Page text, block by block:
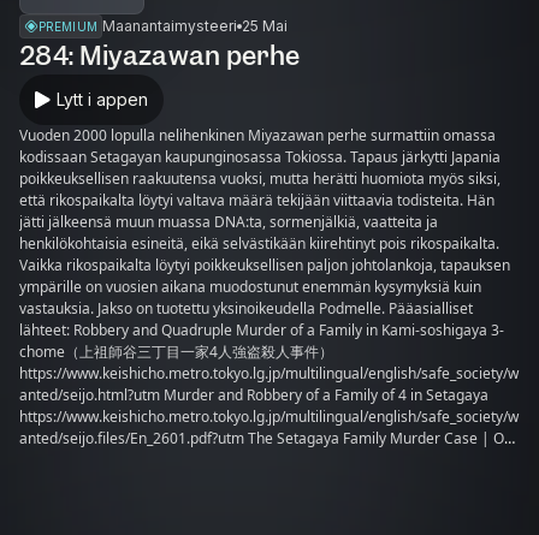
PREMIUM Maanantaimysteeri 25 Mai
284: Miyazawan perhe
Lytt i appen
Vuoden 2000 lopulla nelihenkinen Miyazawan perhe surmattiin omassa
kodissaan Setagayan kaupunginosassa Tokiossa. Tapaus järkytti Japania
poikkeuksellisen raakuutensa vuoksi, mutta herätti huomiota myös siksi,
että rikospaikalta löytyi valtava määrä tekijään viittaavia todisteita. Hän
jätti jälkeensä muun muassa DNA:ta, sormenjälkiä, vaatteita ja
henkilökohtaisia esineitä, eikä selvästikään kiirehtinyt pois rikospaikalta.
Vaikka rikospaikalta löytyi poikkeuksellisen paljon johtolankoja, tapauksen
ympärille on vuosien aikana muodostunut enemmän kysymyksiä kuin
vastauksia. Jakso on tuotettu yksinoikeudella Podmelle. Pääasialliset
lähteet: Robbery and Quadruple Murder of a Family in Kami-soshigaya 3-
chome（上祖師谷三丁目一家4人強盗殺人事件）
https://www.keishicho.metro.tokyo.lg.jp/multilingual/english/safe_society/w
anted/seijo.html?utm Murder and Robbery of a Family of 4 in Setagaya
https://www.keishicho.metro.tokyo.lg.jp/multilingual/english/safe_society/w
anted/seijo.files/En_2601.pdf?utm The Setagaya Family Murder Case | On